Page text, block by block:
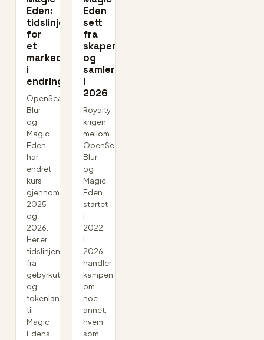
Eden:
tidslinjen
for
et
marked
i
endring
OpenSea,
Blur
og
Magic
Eden
har
endret
kurs
gjennom
2025
og
2026.
Her er
tidslinjen
fra
gebyrkutt
og
tokenlansering
til
Magic
Edens…
Eden
sett
fra
skaperne
og
samlerne
i
2026
Royalty-
krigen
mellom
OpenSea,
Blur
og
Magic
Eden
startet
i
2022.
I
2026
handler
kampen
om
noe
annet:
hvem
som